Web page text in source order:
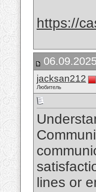
https://
jacksan212
Любитель
lines or